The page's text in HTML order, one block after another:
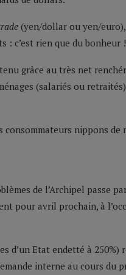
(yen/dollar ou yen/
: c’est rien que du bonheur !
grâce au très net
(salariés ou
nippons de
de l’Archipel passe
pour avril prochain, à
d’un Etat endetté à 250%)
interne au cours du